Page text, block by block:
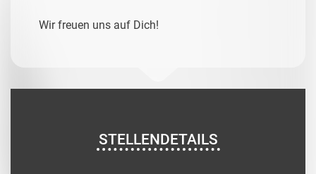
Wir freuen uns auf Dich!
STELLENDETAILS